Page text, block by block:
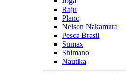
Raju
Plano
Nelson Nakamura
Pesca Brasil
Sumax
Shimano
Nautika